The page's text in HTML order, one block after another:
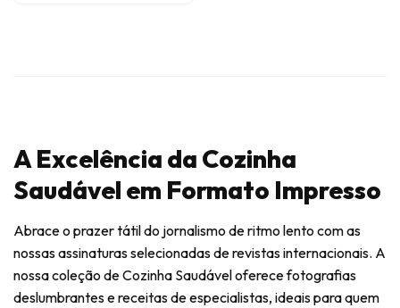
A Excelência da Cozinha
Saudável em Formato Impresso
Abrace o prazer tátil do jornalismo de ritmo lento com as
nossas assinaturas selecionadas de revistas internacionais. A
nossa coleção de Cozinha Saudável oferece fotografias
deslumbrantes e receitas de especialistas, ideais para quem